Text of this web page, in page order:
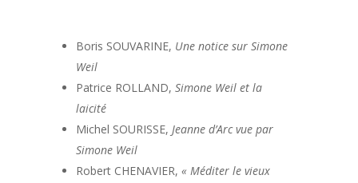
Boris SOUVARINE, Une notice sur Simone
Weil
Patrice ROLLAND, Simone Weil et la
laicité
Michel SOURISSE, Jeanne d’Arc vue par
Simone Weil
Robert CHENAVIER, « Méditer le vieux